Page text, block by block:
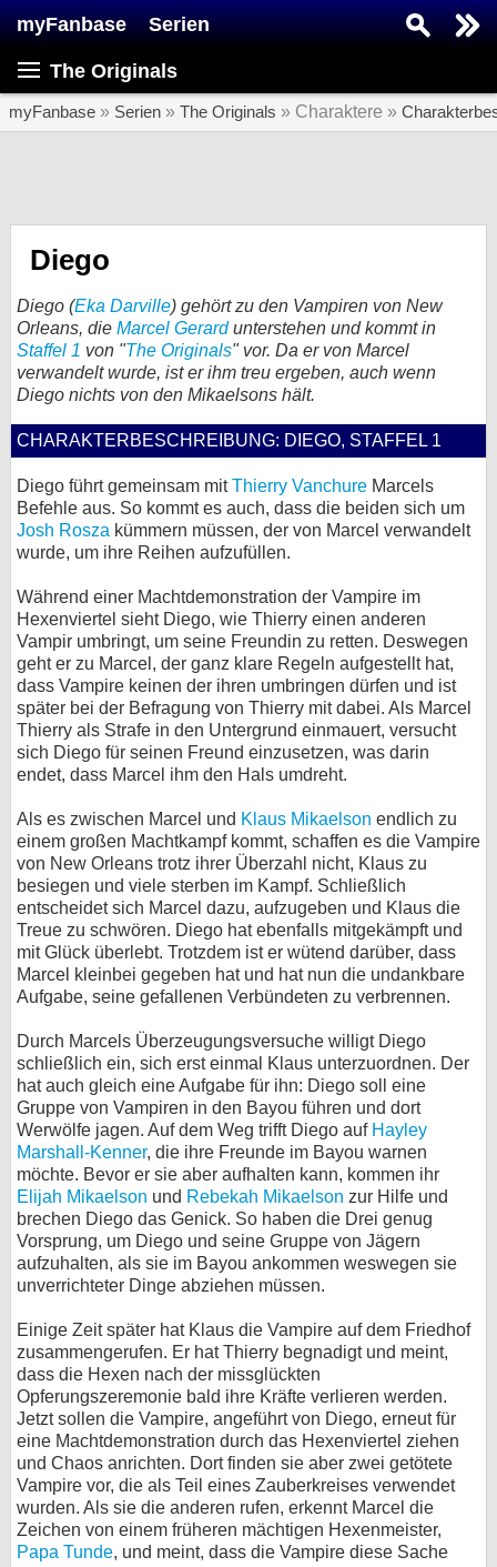
myFanbase Serien
The Originals
myFanbase » Serien » The Originals » Charaktere »
Diego
Diego (Eka Darville) gehört zu den Vampiren von New
Orleans, die Marcel Gerardunterstehen und kommt in
Staffel 1 von "The Originals" vor. Da er von Marcel
verwandelt wurde, ist er ihm treu ergeben, auch wenn
Diego nichts von den Mikaelsons hält.
CHARAKTERBESCHREIBUNG: DIEGO, STAFFEL 1
Diego führt gemeinsam mitThierry Vanchure Marcels
Befehle aus. So kommt es auch, dass die beiden sich um
Josh Rosza kümmern müssen, der von Marcel verwandelt
wurde, um ihre Reihen aufzufüllen.
Während einer Machtdemonstration der Vampire im
Hexenviertel sieht Diego, wie Thierry einen anderen
Vampir umbringt, um seine Freundin zu retten. Deswegen
geht er zu Marcel, der ganz klare Regeln aufgestellt hat,
dass Vampire keinen der ihren umbringen dürfen und ist
später bei der Befragung von Thierry mit dabei. Als Marcel
Thierry als Strafe in den Untergrund einmauert, versucht
sich Diego für seinen Freund einzusetzen, was darin
endet, dass Marcel ihm den Hals umdreht.
Als es zwischen Marcel und Klaus Mikaelson endlich zu
einem großen Machtkampf kommt, schaffen es die Vampire
von New Orleans trotz ihrer Überzahl nicht, Klaus zu
besiegen und viele sterben im Kampf. Schließlich
entscheidet sich Marcel dazu, aufzugeben und Klaus die
Treue zu schwören. Diego hat ebenfalls mitgekämpft und
mit Glück überlebt. Trotzdem ist er wütend darüber, dass
Marcel kleinbei gegeben hat und hat nun die undankbare
Aufgabe, seine gefallenen Verbündeten zu verbrennen.
Durch Marcels Überzeugungsversuche willigt Diego
schließlich ein, sich erst einmal Klaus unterzuordnen. Der
hat auch gleich eine Aufgabe für ihn: Diego soll eine
Gruppe von Vampiren in den Bayou führen und dort
Werwölfe jagen. Auf dem Weg trifft Diego auf Hayley
Marshall-Kenner, die ihre Freunde im Bayou warnen
möchte. Bevor er sie aber aufhalten kann, kommen ihr
Elijah Mikaelson und Rebekah Mikaelson zur Hilfe und
brechen Diego das Genick. So haben die Drei genug
Vorsprung, um Diego und seine Gruppe von Jägern
aufzuhalten, als sie im Bayou ankommen weswegen sie
unverrichteter Dinge abziehen müssen.
Einige Zeit später hat Klaus die Vampire auf dem Friedhof
zusammengerufen. Er hat Thierry begnadigt und meint,
dass die Hexen nach der missglückten
Opferungszeremonie bald ihre Kräfte verlieren werden.
Jetzt sollen die Vampire, angeführt von Diego, erneut für
eine Machtdemonstration durch das Hexenviertel ziehen
und Chaos anrichten. Dort finden sie aber zwei getötete
Vampire vor, die als Teil eines Zauberkreises verwendet
wurden. Als sie die anderen rufen, erkennt Marcel die
Zeichen von einem früheren mächtigen Hexenmeister,
Papa Tunde, und meint, dass die Vampire diese Sache
SERIEN
KULTUR
Specials
SERVICE
Gewinnspiele
Forum
bei X
Kontakt
Nutzungsbedingungen
Datenschutz
Impressum
Desktop-Ansicht
myFanbase